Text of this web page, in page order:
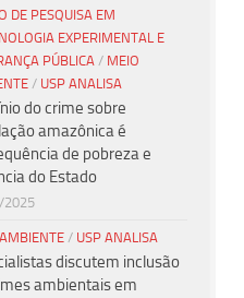
DE PESQUISA EM
EXPERIMENTAL E
PÚBLICA / MEIO
/ USP ANALISA
do crime sobre
amazônica é
de pobreza e
do Estado
/ USP ANALISA
discutem inclusão
ambientais em